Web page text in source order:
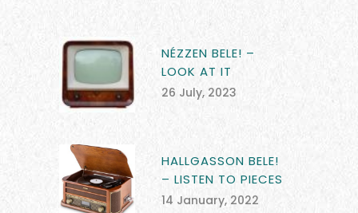
NÉZZEN BELE! –
LOOK AT IT
26 July, 2023
HALLGASSON BELE!
– LISTEN TO PIECES
14 January, 2022